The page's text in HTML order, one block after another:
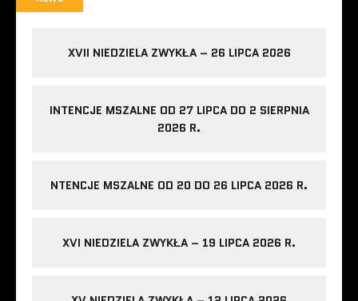
XVII NIEDZIELA ZWYKŁA – 26 LIPCA 2026
INTENCJE MSZALNE OD 27 LIPCA DO 2 SIERPNIA
2026 R.
NTENCJE MSZALNE OD 20 DO 26 LIPCA 2026 R.
XVI NIEDZIELA ZWYKŁA – 19 LIPCA 2026 R.